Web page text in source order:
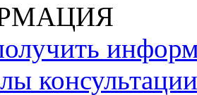
консультации